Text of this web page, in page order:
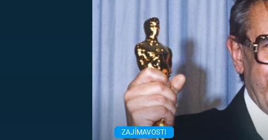
BONAPARTE
KRÁLOVSKÁ
RODINA
ZAJÍMAVOSTI